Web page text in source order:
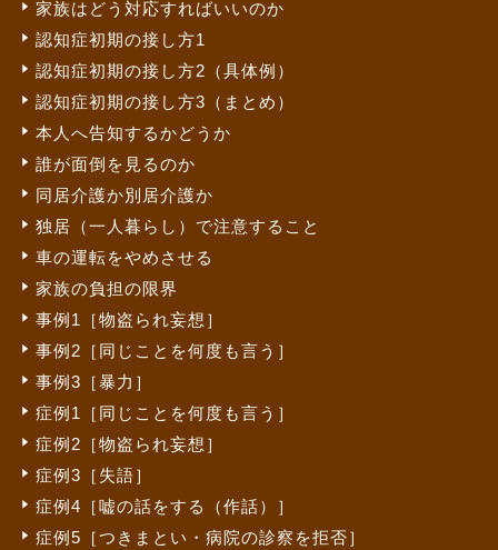
家族はどう対応すればいいのか
認知症初期の接し方1
認知症初期の接し方2（具体例）
認知症初期の接し方3（まとめ）
本人へ告知するかどうか
誰が面倒を見るのか
同居介護か別居介護か
独居（一人暮らし）で注意すること
車の運転をやめさせる
家族の負担の限界
事例1［物盗られ妄想］
事例2［同じことを何度も言う］
事例3［暴力］
症例1［同じことを何度も言う］
症例2［物盗られ妄想］
症例3［失語］
症例4［嘘の話をする（作話）］
症例5［つきまとい・病院の診察を拒否］